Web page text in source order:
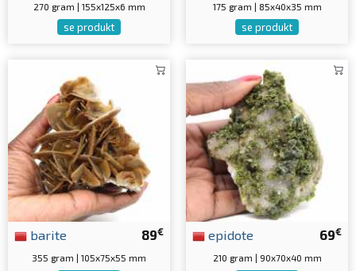
270 gram | 155x125x6 mm
se produkt
175 gram | 85x40x35 mm
se produkt
89€
barite
355 gram | 105x75x55 mm
69€
epidote
210 gram | 90x70x40 mm